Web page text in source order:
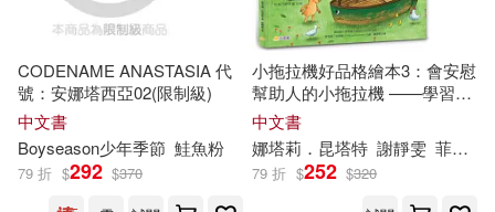
（英）奧斯卡·王爾德(34)
王安憶(33) 大久保圭(32)
湊莉久(32)
北方婦女兒童出版社(199)
人民音樂出版社(197)
浙江少年兒童出版社(196)
CODENAME ANASTASIA 代
號：安娜塔西亞02(限制級)
中文書
Boyseason少年季節 鮭魚粉
79 折 $292 $370
小拖拉機好品格繪本3：會安慰
幫助人的小拖拉機 ——學習聆
聽與團結合作
中文書
娜塔莉 ．昆塔特 謝靜雯 菲利普．古森斯(Philippe Goossens)
79 折 $252 $320